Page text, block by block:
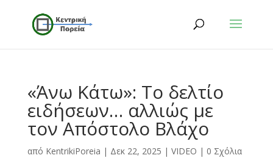
«Άνω Κάτω»: Το δελτίο
ειδήσεων… αλλιώς με
τον Απόστολο Βλάχο
από KentrikiPoreia | Δεκ 22, 2025 | VIDEO | 0 Σχόλια